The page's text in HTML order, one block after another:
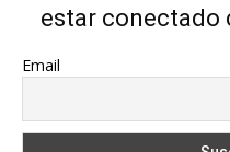
estar conectado
Email